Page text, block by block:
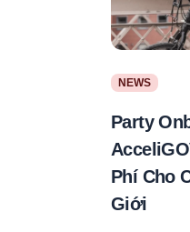
NEWS
Party
Phí Cho
Giới